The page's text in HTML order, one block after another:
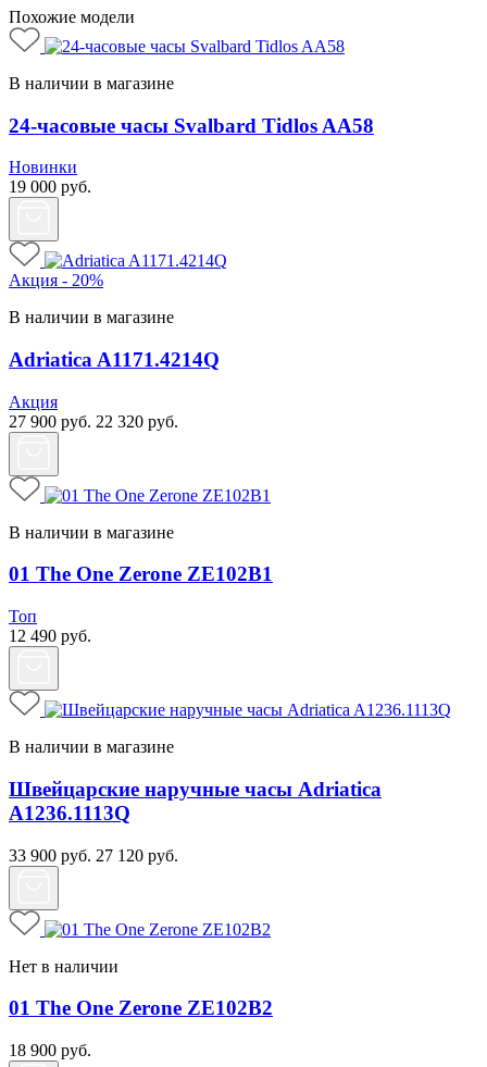
Похожие модели
В наличии в магазине
24-часовые часы Svalbard Tidlos AA58
Новинки
19 000 руб.
Акция - 20%
В наличии в магазине
Adriatica A1171.4214Q
Акция
27 900 руб. 22 320 руб.
В наличии в магазине
01 The One Zerone ZE102B1
Топ
12 490 руб.
В наличии в магазине
Швейцарские наручные часы Adriatica
A1236.1113Q
33 900 руб. 27 120 руб.
Нет в наличии
01 The One Zerone ZE102B2
18 900 руб.